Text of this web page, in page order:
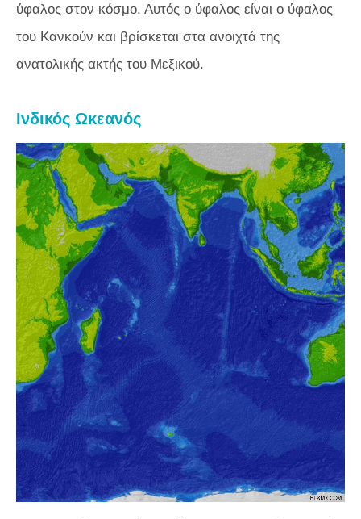
ύφαλος στον κόσμο. Αυτός ο ύφαλος είναι ο ύφαλος
του Κανκούν και βρίσκεται στα ανοιχτά της
ανατολικής ακτής του Μεξικού.
Ινδικός Ωκεανός